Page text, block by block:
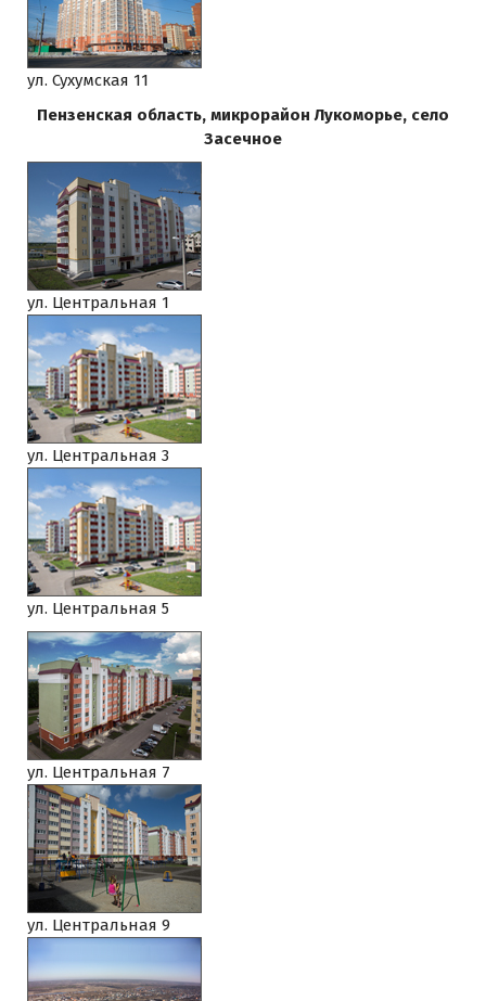
ул. Сухумская 11
Пензенская область, микрорайон Лукоморье, село
Засечное
ул. Центральная 1
ул. Центральная 3
ул. Центральная 5
ул. Центральная 7
ул. Центральная 9